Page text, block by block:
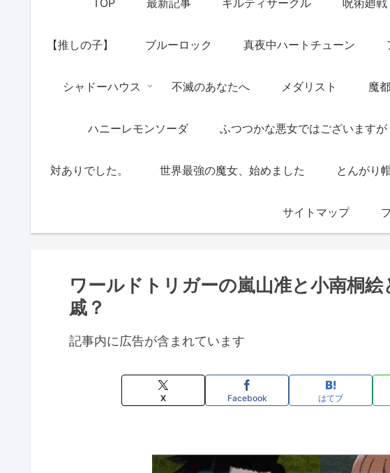
【推しの子】 ブルーロック 真夜中ハートチューン
シャドーハウス 不滅のあなたへ メダリスト 魔
ハニーレモンソーダ ふつつかな悪女ではございますが
対ありでした。 世界最強の魔女、始めました とんがり
サイトマップ
ワールドトリガーの嵐山准と小南桐
戚？
記事内に広告が含まれています
X Facebook はてブ